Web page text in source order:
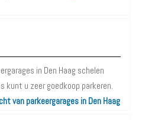
in Den Haag schelen
kunt u zeer goedkoop parkeren.
van parkeergarages in Den Haag